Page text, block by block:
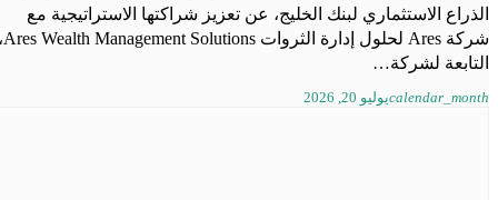
الذراع الاستثماري لبنك الخليج، عن تعزيز شراكتها الاستراتيجية مع
شركة Ares لحلول إدارة الثروات Ares Wealth Management Solutions،
التابعة لشركة…
calendar_monthيوليو 20, 2026